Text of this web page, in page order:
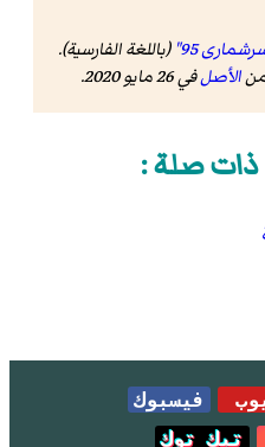
(باللغة الفارسية).
الأصلفي 26 مايو 2020 .
صلة :
فيسبوك
تيك توك